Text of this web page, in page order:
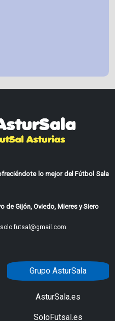
lo mejor del Fútbol Sala
Gijón, Oviedo, Mieres y Siero
Grupo AsturSala
AsturSala.es
SoloFutsal.es